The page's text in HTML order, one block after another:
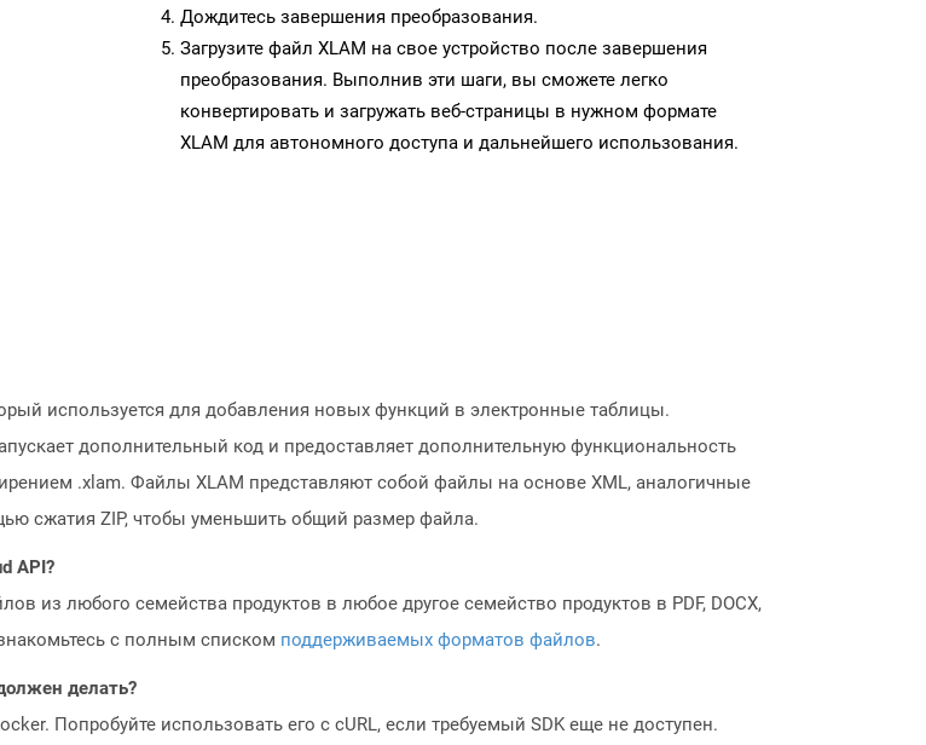
Дождитесь завершения преобразования.
Загрузите файл XLAM на свое устройство после завершения
преобразования. Выполнив эти шаги, вы сможете легко
конвертировать и загружать веб-страницы в нужном формате
XLAM для автономного доступа и дальнейшего использования.
используется для добавления новых функций в электронные таблицы.
дополнительный код и предоставляет дополнительную функциональность
.xlam. Файлы XLAM представляют собой файлы на основе XML, аналогичные
сжатия ZIP, чтобы уменьшить общий размер файла.
API?
из любого семейства продуктов в любое другое семейство продуктов в PDF, DOCX,
с полным списком поддерживаемых форматов файлов.
делать?
Попробуйте использовать его с cURL, если требуемый SDK еще не доступен.